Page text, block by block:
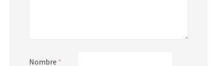
Nombre *